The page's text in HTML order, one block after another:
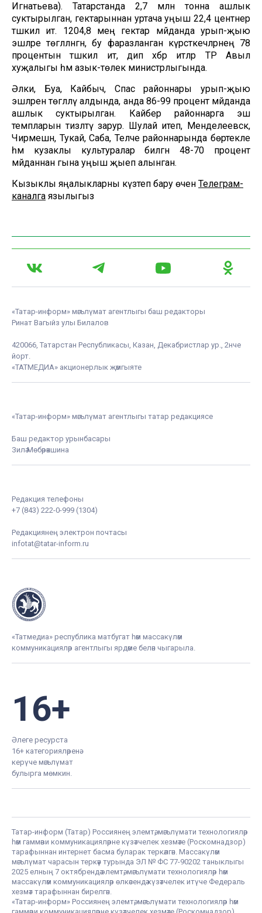
Игнатьева). Татарстанда 2,7 млн тонна ашлык
суктырылган, гектарыннан уртача уңыш 22,4 центнер
тәшкил итә. 1204,8 мең гектар мәйданда урып-җыю
эшләре төгәлләнгән, бу фаразланган күрсәткечләрнең 78
процентын тәшкил итә, дип хәбәр итәләр ТР Авыл
хуҗалыгы һәм азык-төлек министрлыгында.
Әлки, Буа, Кайбыч, Спас районнары урып-җыю
эшләрен төгәлләү алдында, анда 86-99 процент мәйданда
ашлык суктырылган. Кайбер районнарга эш
темпларын тизләтү зарур. Шулай итеп, Менделеевск,
Чирмешән, Тукай, Саба, Теләче районнарында бөртекле
һәм кузаклы культуралар биләгән 48-70 процент
мәйданнан гына уңыш җыеп алынган.
Кызыклы яңалыкларны күзәтеп бару өчен Телеграм-
каналга язылыгыз
«Татар-информ» мәгълүмат агентлыгы баш редакторы
Ринат Вагыйз улы Билалов
420066, Татарстан Республикасы, Казан, Декабристлар ур., 2нче
йорт.
«ТАТМЕДИА» акционерлык җәмгыяте
«Татар-информ» мәгълүмат агентлыгы татар редакциясе
Баш редактор урынбасары
Зилә Мөбәрәкшина
Редакция телефоны
+7 (843) 222-0-999 (1304)
Редакциянең электрон почтасы
infotat@tatar-inform.ru
«Татмедиа» республика матбугат һәм массакүләм
коммуникацияләр агентлыгы ярдәме белән чыгарыла.
16+
Әлеге ресурста
16+ категорияләренә
керүче мәгълүмат
булырга мөмкин.
Татар-информ (Татар) Россиянең элемтә, мәгълүмати технологияләр
һәм гаммәви коммуникацияләрне күзәтчелек хезмәте (Роскомнадзор)
тарафыннан интернет басма буларак теркәлгән. Массакүләм
мәгълүмат чарасын теркәү турында ЭЛ № ФС 77-90202 таныклыгы
2025 елның 7 октябрендә элемтә, мәгълүмати технологияләр һәм
массакүләм коммуникацияләр өлкәсендә күзәтчелек итүче Федераль
хезмәт тарафыннан бирелгән.
«Татар-информ» Россиянең элемтә, мәгълүмати технологияләр һәм